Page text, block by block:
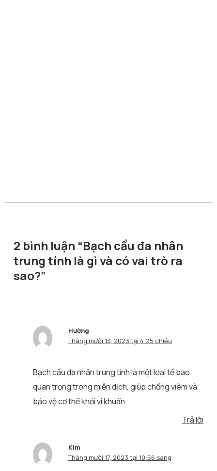
2 bình luận “Bạch cầu đa nhân
trung tính là gì và có vai trò ra
sao?”
Hường
Tháng mười 13, 2023 tại 4:25 chiều
Bạch cầu đa nhân trung tính là một loại tế bào
quan trọng trong miễn dịch, giúp chống viêm và
bảo vệ cơ thể khỏi vi khuẩn
Trả lời
Kim
Tháng mười 17, 2023 tại 10:56 sáng